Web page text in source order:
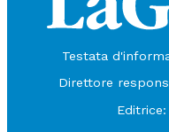
Testata
Direttore
Editrice: